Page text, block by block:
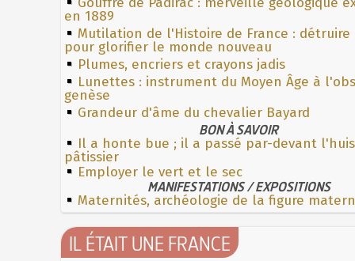
en 1889
Mutilation de l'Histoire de France : détruire
pour glorifier le monde nouveau
Plumes, encriers et crayons jadis
Lunettes : instrument du Moyen Âge à
genèse
Grandeur d'âme du chevalier Bayard
BON À SAVOIR
Il a honte bue ; il a passé par-devant
pâtissier
Employer le vert et le sec
MANIFESTATIONS / EXPOSITIONS
Maternités, archéologie de la figure
IL ÉTAIT UNE FRANCE